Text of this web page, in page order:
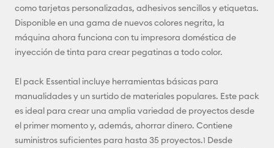
como tarjetas personalizadas, adhesivos sencillos y etiquetas.
Disponible en una gama de nuevos colores negrita, la
máquina ahora funciona con tu impresora doméstica de
inyección de tinta para crear pegatinas a todo color.
El pack Essential incluye herramientas básicas para
manualidades y un surtido de materiales populares. Este pack
es ideal para crear una amplia variedad de proyectos desde
el primer momento y, además, ahorrar dinero. Contiene
suministros suficientes para hasta 35 proyectos.1 Desde